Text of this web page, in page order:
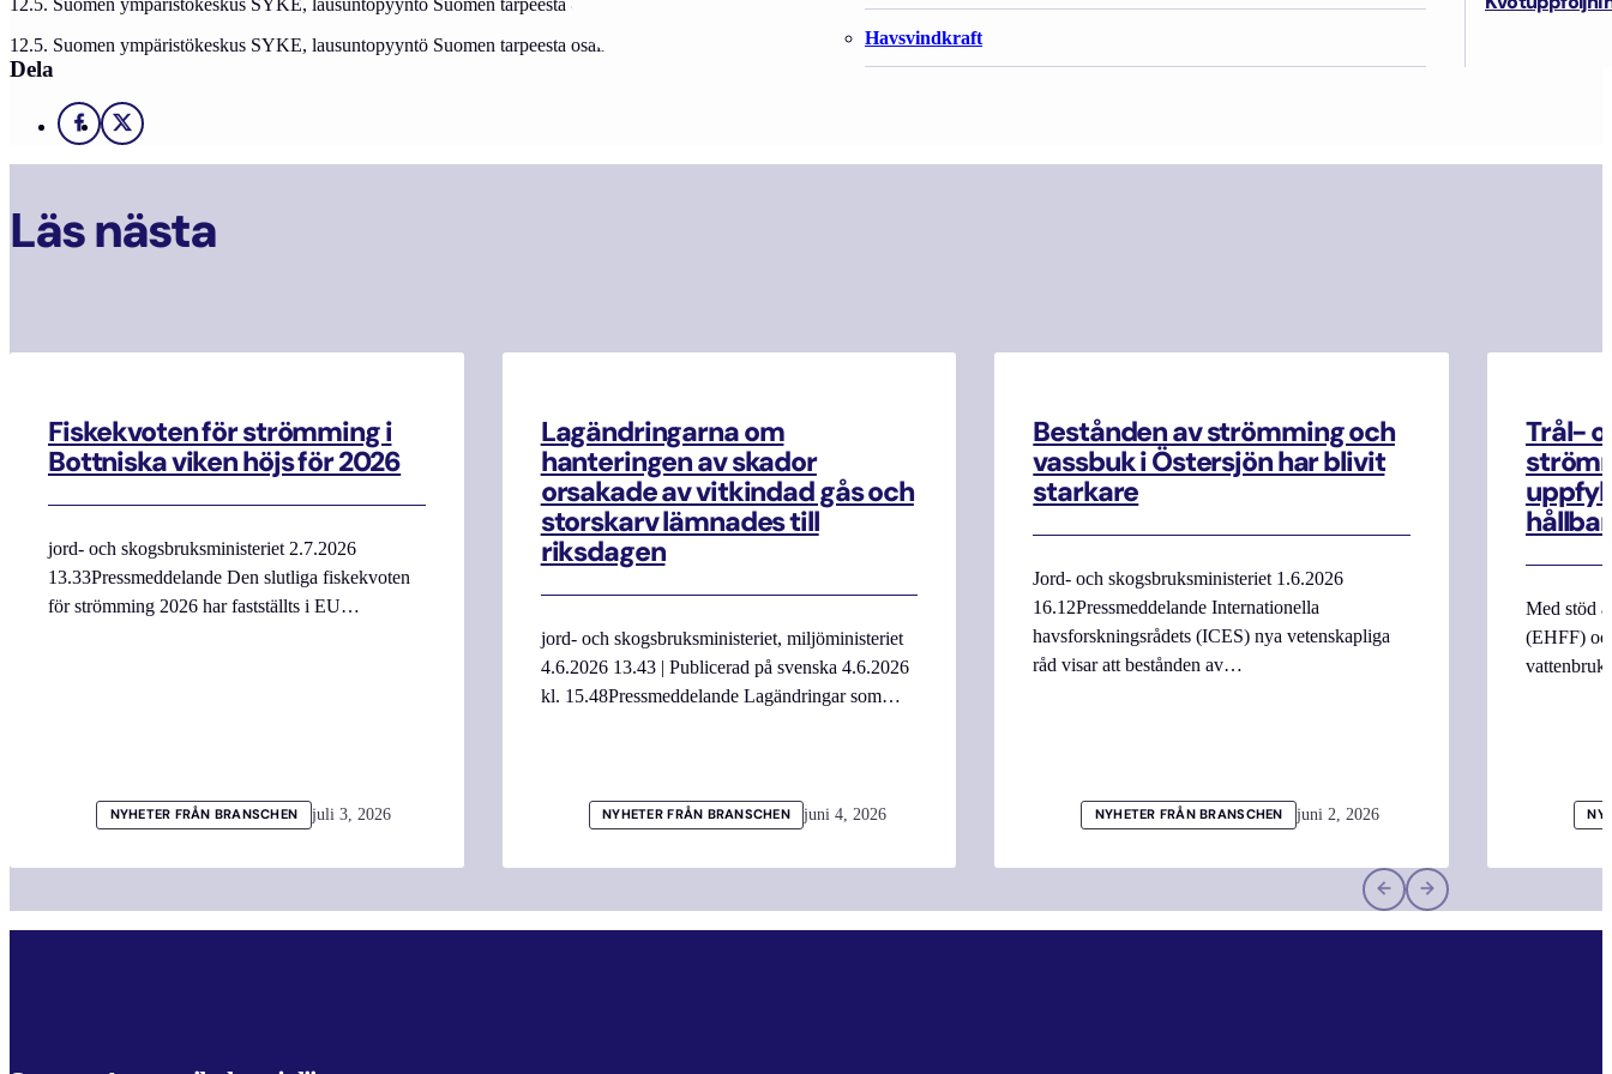
Havsvindkraft
12.5. Suomen ympäristökeskus SYKE, lausuntopyyntö Suomen tarpeesta osallistua Ruotsin talousvyöhykkeelle suunniteltavan Skidbladner-merituulipuiston ympäristövaikutusten arviointimenettelyyn
Dela
Facebook
X
Läs nästa
Fiskekvoten för strömming i
Bottniska viken höjs för 2026
jord- och skogsbruksministeriet 2.7.2026
13.33Pressmeddelande Den slutliga fiskekvoten
för strömming 2026 har fastställts i EU…
NYHETER FRÅN BRANSCHEN juli 3, 2026
Lagändringarna om
hanteringen av skador
orsakade av vitkindad gås och
storskarv lämnades till
riksdagen
jord- och skogsbruksministeriet, miljöministeriet
4.6.2026 13.43 | Publicerad på svenska 4.6.2026
kl. 15.48Pressmeddelande Lagändringar som…
NYHETER FRÅN BRANSCHEN juni 4, 2026
Bestånden av strömming och
vassbuk i Östersjön har blivit
starkare
Jord- och skogsbruksministeriet 1.6.2026
16.12Pressmeddelande Internationella
havsforskningsrådets (ICES) nya vetenskapliga
råd visar att bestånden av…
NYHETER FRÅN BRANSCHEN juni 2, 2026
Trål-
Med stöd
(EHFF)